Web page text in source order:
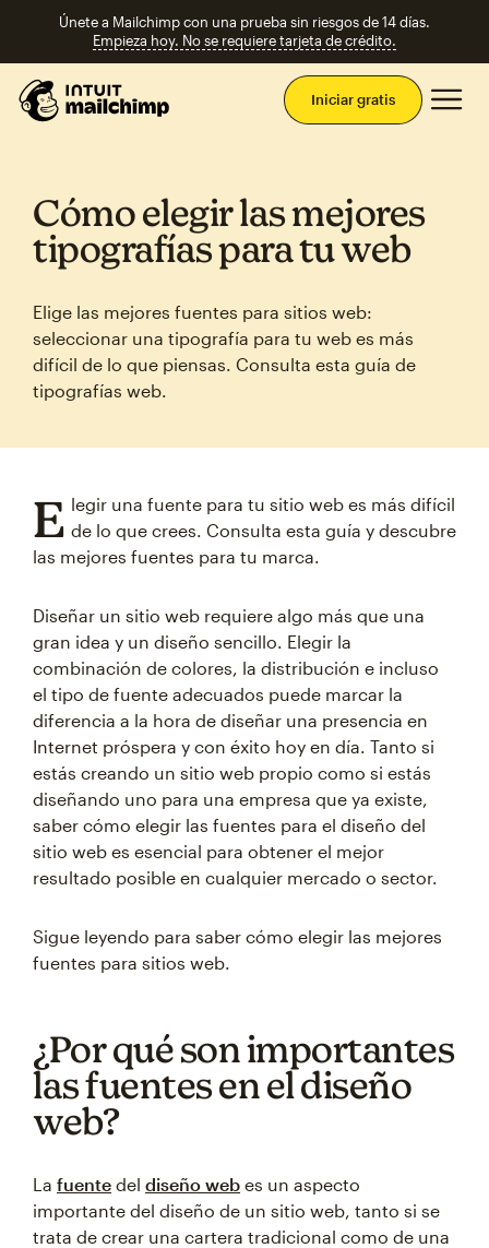
Únete a Mailchimp con una prueba sin riesgos de 14 días.
Empieza hoy. No se requiere tarjeta de crédito.
Iniciar gratis
Cómo elegir las mejores
tipografías para tu web
Elige las mejores fuentes para sitios web:
seleccionar una tipografía para tu web es más
difícil de lo que piensas. Consulta esta guía de
tipografías web.
E legir una fuente para tu sitio web es más difícil
de lo que crees. Consulta esta guía y descubre
las mejores fuentes para tu marca.
Diseñar un sitio web requiere algo más que una
gran idea y un diseño sencillo. Elegir la
combinación de colores, la distribución e incluso
el tipo de fuente adecuados puede marcar la
diferencia a la hora de diseñar una presencia en
Internet próspera y con éxito hoy en día. Tanto si
estás creando un sitio web propio como si estás
diseñando uno para una empresa que ya existe,
saber cómo elegir las fuentes para el diseño del
sitio web es esencial para obtener el mejor
resultado posible en cualquier mercado o sector.
Sigue leyendo para saber cómo elegir las mejores
fuentes para sitios web.
¿Por qué son importantes
las fuentes en el diseño
web?
La fuente del diseño web es un aspecto
importante del diseño de un sitio web, tanto si se
trata de crear una cartera tradicional como de una